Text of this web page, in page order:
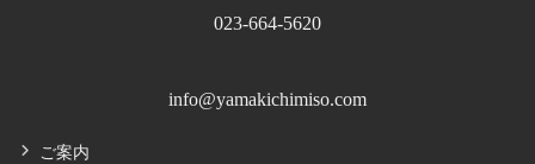
023-664-5620
info@yamakichimiso.com
ご案内